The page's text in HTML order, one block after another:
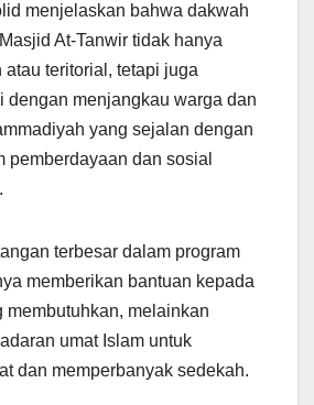
menjelaskan bahwa dakwah
At-Tanwir tidak hanya
atau teritorial, tetapi juga
dengan menjangkau warga dan
yang sejalan dengan
pemberdayaan dan sosial
terbesar dalam program
memberikan bantuan kepada
membutuhkan, melainkan
umat Islam untuk
dan memperbanyak sedekah.